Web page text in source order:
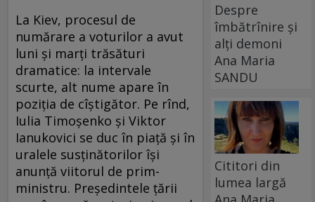
La Kiev, procesul de
numărare a voturilor a avut
luni şi marţi trăsături
dramatice: la intervale
scurte, alt nume apare în
poziţia de cîştigător. Pe rînd,
Iulia Timoşenko şi Viktor
Ianukovici se duc în piaţă şi în
uralele susţinătorilor îşi
anunţă viitorul de prim-
ministru. Preşedintele ţării
Despre
îmbătrînire și
alți demoni
Ana Maria
SANDU
Cititori din
lumea largă